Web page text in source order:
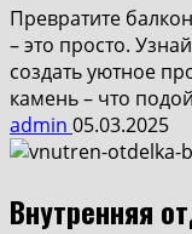
Превратите
– это просто.
создать уютное
камень – что
admin 05.03.2025
Внутренняя